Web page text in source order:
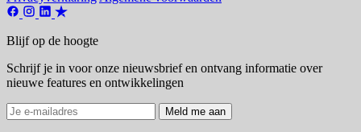
Blijf op de hoogte
Schrijf je in voor onze nieuwsbrief en ontvang informatie over
nieuwe features en ontwikkelingen
Meld me aan